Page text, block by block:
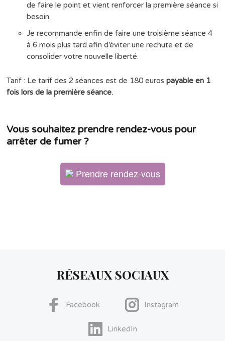
de faire le point et vient renforcer la première séance si
besoin.
Je recommande enfin de faire une troisième séance 4
à 6 mois plus tard afin d’éviter une rechute et de
consolider votre nouvelle liberté.
Tarif : Le tarif des 2 séances est de 180 euros payable en 1
fois lors de la première séance.
Vous souhaitez prendre rendez-vous pour
arrêter de fumer ?
Prendre rendez-vous
RÉSEAUX SOCIAUX
Facebook Instagram
LinkedIn